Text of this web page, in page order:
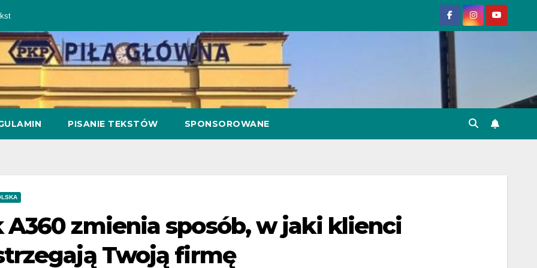
PISANIE TEKSTÓW SPONSOROWANE
A360 zmienia sposób, w jaki klienci
Twoją firmę